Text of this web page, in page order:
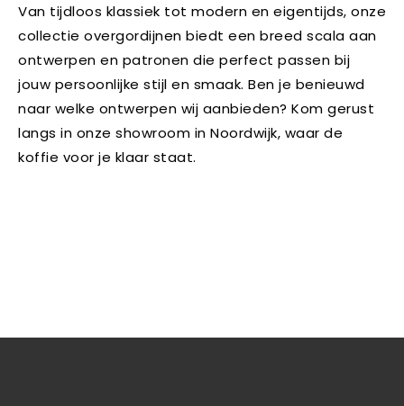
Van tijdloos klassiek tot modern en eigentijds, onze
collectie overgordijnen biedt een breed scala aan
ontwerpen en patronen die perfect passen bij
jouw persoonlijke stijl en smaak. Ben je benieuwd
naar welke ontwerpen wij aanbieden? Kom gerust
langs in onze showroom in Noordwijk, waar de
koffie voor je klaar staat.